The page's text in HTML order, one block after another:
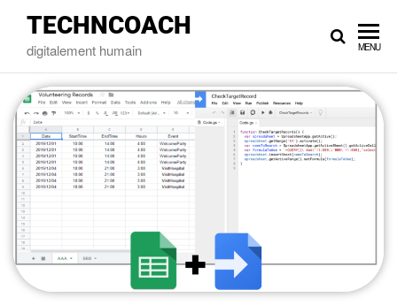
TECHNCOACH
digitalement humain MENU